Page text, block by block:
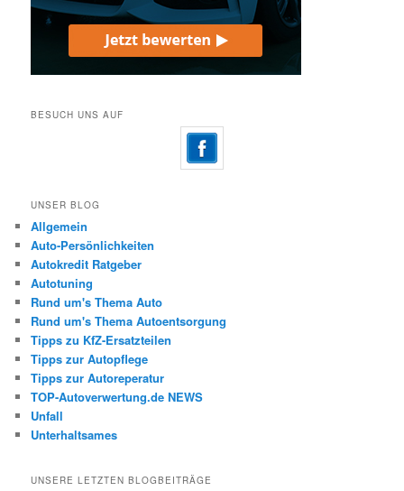
BESUCH UNS AUF
UNSER BLOG
Allgemein
Auto-Persönlichkeiten
Autokredit Ratgeber
Autotuning
Rund um's Thema Auto
Rund um's Thema Autoentsorgung
Tipps zu KfZ-Ersatzteilen
Tipps zur Autopflege
Tipps zur Autoreperatur
TOP-Autoverwertung.de NEWS
Unfall
Unterhaltsames
UNSERE LETZTEN BLOGBEITRÄGE